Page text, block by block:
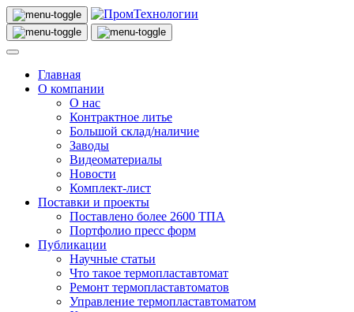
Главная
О компании
О нас
Контрактное литье
Большой склад/наличие
Заводы
Видеоматериалы
Новости
Комплект-лист
Поставки и проекты
Поставлено более 2600 ТПА
Портфолио пресс форм
Публикации
Научные статьи
Что такое термопластавтомат
Ремонт термопластавтоматов
Управление термопластавтоматом